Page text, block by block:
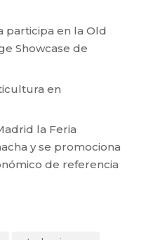
participa en la Old
Showcase de
en
la Feria
y se promociona
de referencia